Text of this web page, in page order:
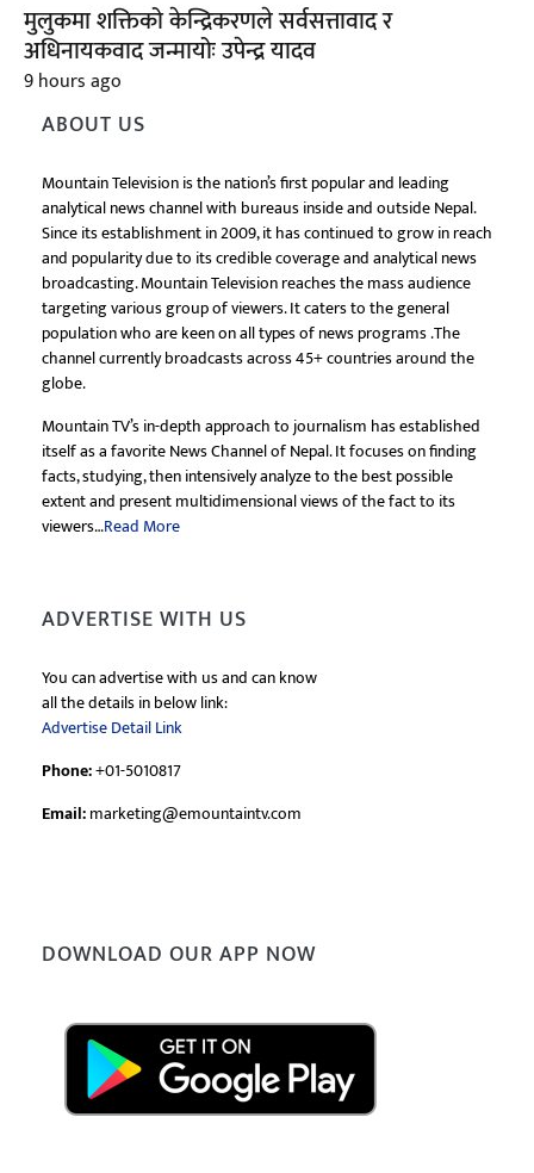
मुलुकमा शक्तिको केन्द्रिकरणले सर्वसत्तावाद र
अधिनायकवाद जन्मायोः उपेन्द्र यादव
9 hours ago
ABOUT US
Mountain Television is the nation’s first popular and leading
analytical news channel with bureaus inside and outside Nepal.
Since its establishment in 2009, it has continued to grow in reach
and popularity due to its credible coverage and analytical news
broadcasting. Mountain Television reaches the mass audience
targeting various group of viewers. It caters to the general
population who are keen on all types of news programs .The
channel currently broadcasts across 45+ countries around the
globe.
Mountain TV’s in-depth approach to journalism has established
itself as a favorite News Channel of Nepal. It focuses on finding
facts, studying, then intensively analyze to the best possible
extent and present multidimensional views of the fact to its
viewers…Read More
ADVERTISE WITH US
You can advertise with us and can know
all the details in below link:
Advertise Detail Link
Phone:+01-5010817
Email:marketing@emountaintv.com
DOWNLOAD OUR APP NOW